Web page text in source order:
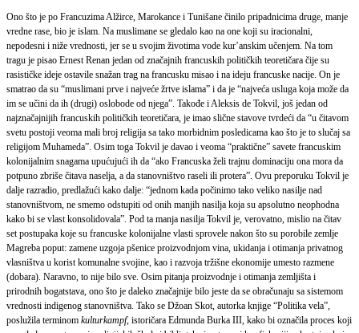
Ono što je po Francuzima Alžirce, Marokance i Tunišane činilo pripadnicima druge, manje
vredne rase, bio je islam. Na muslimane se gledalo kao na one koji su iracionalni,
nepodesni i niže vrednosti, jer se u svojim životima vode kur’anskim učenjem. Na tom
tragu je pisao Ernest Renan jedan od značajnih francuskih političkih teoretičara čije su
rasističke ideje ostavile snažan trag na francusku misao i na ideju francuske nacije. On je
smatrao da su “muslimani prve i najveće žrtve islama” i da je “najveća usluga koja može da
im se učini da ih (drugi) oslobode od njega”. Takođe i Aleksis de Tokvil, još jedan od
najznačajnijih francuskih političkih teoretičara, je imao slične stavove tvrdeći da “u čitavom
svetu postoji veoma mali broj religija sa tako morbidnim posledicama kao što je to slučaj sa
religijom Muhameda”. Osim toga Tokvil je davao i veoma “praktične” savete francuskim
kolonijalnim snagama upućujući ih da “ako Francuska želi trajnu dominaciju ona mora da
potpuno zbriše čitava naselja, a da stanovništvo raseli ili protera”. Ovu preporuku Tokvil je
dalje razradio, predlažući kako dalje: “jednom kada počinimo tako veliko nasilje nad
stanovništvom, ne smemo odstupiti od onih manjih nasilja koja su apsolutno neophodna
kako bi se vlast konsolidovala”. Pod ta manja nasilja Tokvil je, verovatno, mislio na čitav
set postupaka koje su francuske kolonijalne vlasti sprovele nakon što su porobile zemlje
Magreba poput: zamene uzgoja pšenice proizvodnjom vina, ukidanja i otimanja privatnog
vlasništva u korist komunalne svojine, kao i razvoja tržišne ekonomije umesto razmene
(dobara). Naravno, to nije bilo sve. Osim pitanja proizvodnje i otimanja zemljišta i
prirodnih bogatstava, ono što je daleko značajnije bilo jeste da se obračunaju sa sistemom
vrednosti indigenog stanovništva. Tako se Džoan Skot, autorka knjige “Politika vela”,
poslužila terminom kulturkampf, istoričara Edmunda Burka III, kako bi označila proces koji